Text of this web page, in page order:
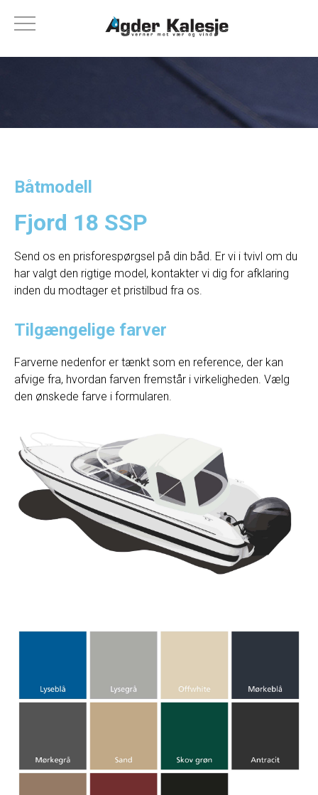
Båtmodell
Fjord 18 SSP
Send os en prisforespørgsel på din båd. Er vi i tvivl om du
har valgt den rigtige model, kontakter vi dig for afklaring
inden du modtager et pristilbud fra os.
Tilgængelige farver
Farverne nedenfor er tænkt som en reference, der kan
afvige fra, hvordan farven fremstår i virkeligheden. Vælg
den ønskede farve i formularen.